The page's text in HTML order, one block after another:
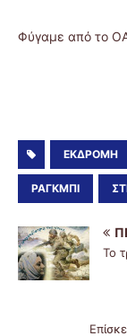
Φύγαμε από το
ΕΚΔΡΟΜΉ
ΡΑΓΚΜΠΙ
Το